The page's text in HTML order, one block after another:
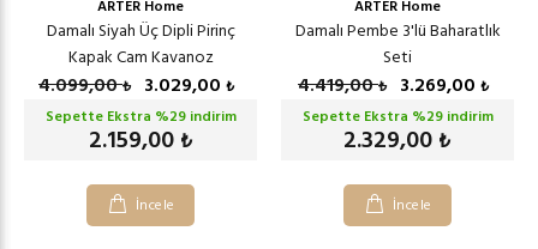
ARTER Home
Damalı Siyah Üç Dipli Pirinç
Kapak Cam Kavanoz
4.099,00₺ 3.029,00 ₺
Sepette Ekstra %29indirim
2.159,00 ₺
İncele
ARTER Home
Damalı Pembe 3'lü Baharatlık
Seti
4.419,00₺ 3.269,00 ₺
Sepette Ekstra %29indirim
2.329,00 ₺
İncele